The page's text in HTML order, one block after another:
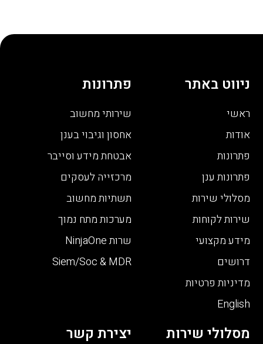
ניווט באתר
ראשי
אודות
פתרונות
פתרונות ענן
מסלולי שירות
שירות לקוחות
מידע מקצועי
דרושים
מדיניות פרטיות
English
פתרונות
שירותי מחשוב
אחסון וגיבוי בענן
אבטחת מידע וסייבר
מרכזייה לעסקים
תשתיות מחשוב
מערכות מתח נמוך
שרות NinjaOne
Siem/Soc & MDR
מסלולי שירות יצירת קשר